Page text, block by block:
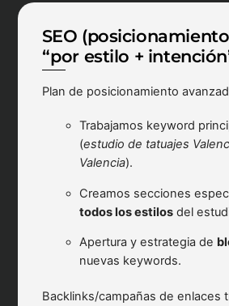
SEO (posicionamiento
“por estilo +
Plan de posicionamiento
Trabajamos keyword
(estudio de tatuajes
Valencia).
Creamos secciones
todos los estilos del
Apertura y estrategia de
nuevas keywords.
Backlinks/campañas de enlaces